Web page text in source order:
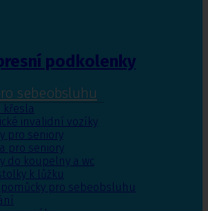
podkolenky
sebeobsluhu
křesla
invalidní vozíky
pro seniory
pro seniory
do koupelny a wc
k lůžku
pro sebeobsluhu